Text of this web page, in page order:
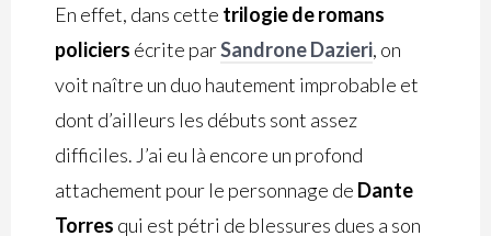
En effet, dans cette trilogie de romans
policiers écrite parSandrone Dazieri, on
voit naître un duo hautement improbable et
dont d’ailleurs les débuts sont assez
difficiles. J’ai eu là encore un profond
attachement pour le personnage de Dante
Torres qui est pétri de blessures dues a son